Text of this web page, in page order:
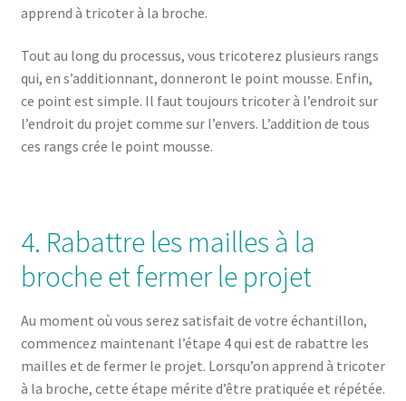
apprend à tricoter à la broche.
Tout au long du processus, vous tricoterez plusieurs rangs
qui, en s’additionnant, donneront le point mousse. Enfin,
ce point est simple. Il faut toujours tricoter à l’endroit sur
l’endroit du projet comme sur l’envers. L’addition de tous
ces rangs crée le point mousse.
4. Rabattre les mailles à la
broche et fermer le projet
Au moment où vous serez satisfait de votre échantillon,
commencez maintenant l’étape 4 qui est de rabattre les
mailles et de fermer le projet. Lorsqu’on apprend à tricoter
à la broche, cette étape mérite d’être pratiquée et répétée.